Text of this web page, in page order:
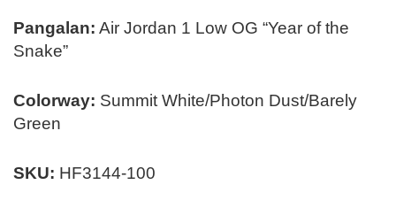
Pangalan: Air Jordan 1 Low OG “Year of the
Snake”
Colorway: Summit White/Photon Dust/Barely
Green
SKU: HF3144-100